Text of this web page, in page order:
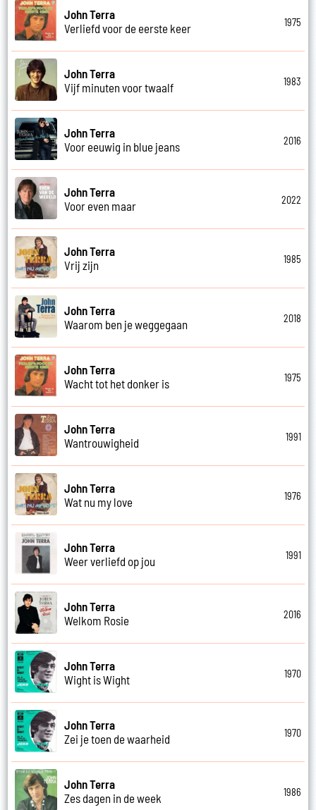
John Terra
Verliefd voor de eerste keer
1975
John Terra
Vijf minuten voor twaalf
1983
John Terra
Voor eeuwig in blue jeans
2016
John Terra
Voor even maar
2022
John Terra
Vrij zijn
1985
John Terra
Waarom ben je weggegaan
2018
John Terra
Wacht tot het donker is
1975
John Terra
Wantrouwigheid
1991
John Terra
Wat nu my love
1976
John Terra
Weer verliefd op jou
1991
John Terra
Welkom Rosie
2016
John Terra
Wight is Wight
1970
John Terra
Zei je toen de waarheid
1970
John Terra
Zes dagen in de week
1986